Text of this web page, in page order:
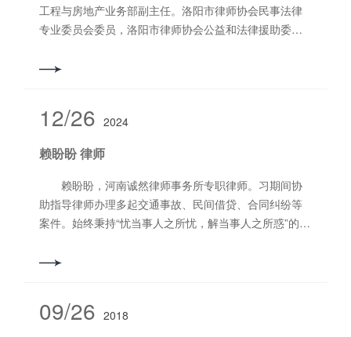
工程与房地产业务部副主任。洛阳市律师协会民事法律
专业委员会委员，洛阳市律师协会公益和法律援助委员
区西工街道办事处西工社区村（居）法律顾问，洛阳市
年度律协工作先进个人”、2022年河南诚然律师事务
2022年度“优秀村（居)法律顾问”及“优秀法治辅导员”称
号。被洛阳市社会组织发展促进会授予“2022年度公益慈
善突出贡献奖”。被洛阳市律师协会评为“2023年度律协
工作先进个人”。被洛阳市司法局、洛阳市律师协会评
长业务领域：常年法律顾问、民间借贷、合同类纠纷
12/26 2024
赖盼盼 律师
赖盼盼，河南诚然律师事务所专职律师。习期间协
助指导律师办理多起交通事故、民间借贷、合同纠纷等
案件。始终秉持“忧当事人之所忧，解当事人之所惑”的执
攻业务领域：婚姻家庭、民间借贷、交通事故责任纠
09/26 2018